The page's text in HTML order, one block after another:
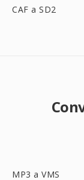
CAF a SD2
MP3 a VMS